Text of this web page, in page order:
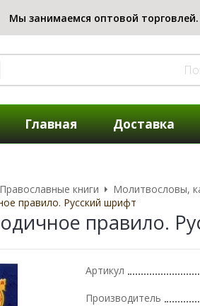
Главная Доставка
Православные книги Молитвословы,
правило. Русский шрифт
правило.
Артикул
Производитель